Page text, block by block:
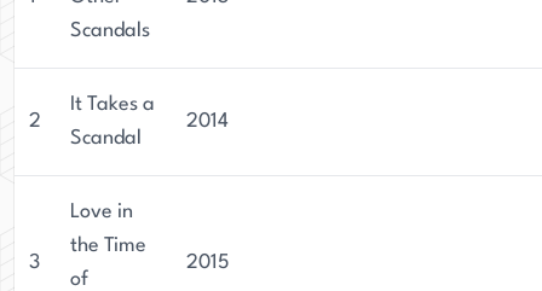
Scandals
2
It Takes a
Scandal
2014
3
Love in
the Time
of
2015